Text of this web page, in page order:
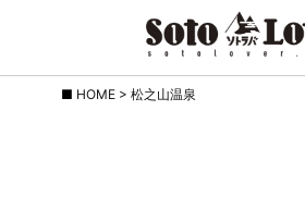
HOME > 松之山温泉